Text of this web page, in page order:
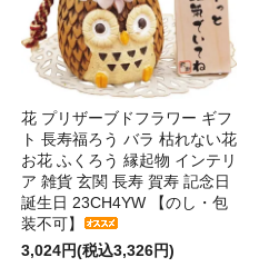
花 プリザーブドフラワー ギフ
ト 長寿福ろう バラ 枯れない花
お花 ふくろう 縁起物 インテリ
ア 雑貨 玄関 長寿 賀寿 記念日
誕生日 23CH4YW 【のし・包
装不可】
3,024円(税込3,326円)